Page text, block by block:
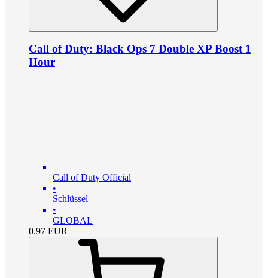
Call of Duty: Black Ops 7 Double XP Boost 1
Hour
Call of Duty Official
•
Schlüssel
•
GLOBAL
0.97 EUR